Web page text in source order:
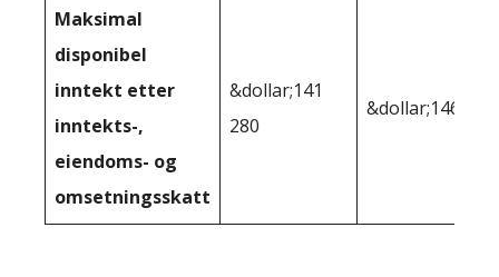
Maksimal
disponibel
inntekt etter
inntekts-,
eiendoms- og
omsetningsskatt
&dollar;141
280
&dollar;146 600